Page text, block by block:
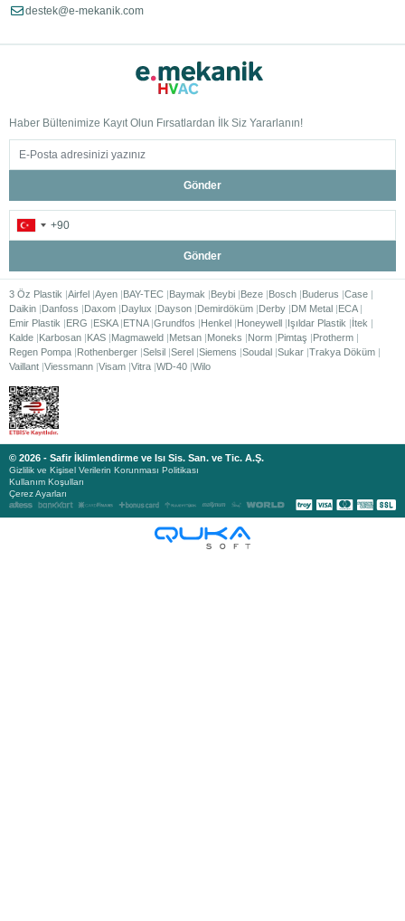
destek@e-mekanik.com
Haber Bültenimize Kayıt Olun Fırsatlardan İlk Siz Yararlanın!
Gönder
Gönder
3 Öz Plastik Airfel Ayen BAY-TEC Baymak Beybi Beze Bosch Buderus Case
Daikin Danfoss Daxom Daylux Dayson Demirdöküm Derby DM Metal ECA
Emir Plastik
ERG ESKA ETNA Grundfos Henkel Honeywell Işıldar Plastik
İtek
Kalde Karbosan KAS Magmaweld Metsan Moneks Norm Pimtaş
Protherm
Regen Pompa Rothenberger Selsil Serel Siemens Soudal Sukar Trakya Döküm
Vaillant Viessmann Visam Vitra WD-40 Wilo
© 2026 - Safir İklimlendirme ve Isı Sis. San. ve Tic. A.Ş.
Gizlilik ve Kişisel Verilerin Korunması Politikası
Kullanım Koşulları
Çerez Ayarları